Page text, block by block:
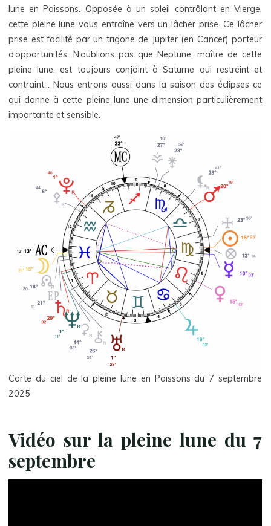
lune en Poissons. Opposée à un soleil contrôlant en Vierge,
cette pleine lune vous entraîne vers un lâcher prise. Ce lâcher
prise est facilité par un trigone de Jupiter (en Cancer) porteur
d’opportunités. N’oublions pas que Neptune, maître de cette
pleine lune, est toujours conjoint à Saturne qui restreint et
contraint… Nous entrons aussi dans la saison des éclipses ce
qui donne à cette pleine lune une dimension particulièrement
importante et sensible.
Carte du ciel de la pleine lune en Poissons du 7 septembre
2025
Vidéo sur la pleine lune du 7
septembre